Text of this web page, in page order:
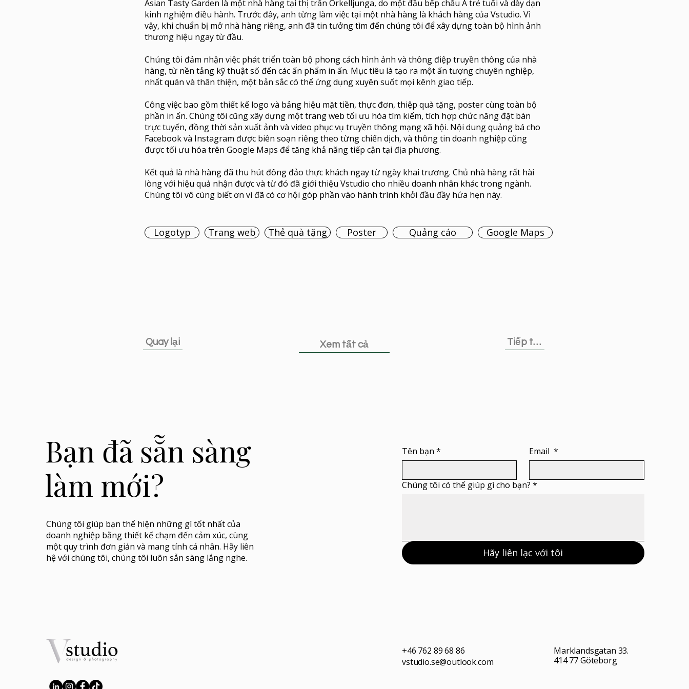
Asian Tasty Garden là một nhà hàng tại thị trấn Örkelljunga, do một đầu bếp châu Á trẻ tuổi và dày dạn
kinh nghiệm điều hành. Trước đây, anh từng làm việc tại một nhà hàng là khách hàng của Vstudio. Vì
vậy, khi chuẩn bị mở nhà hàng riêng, anh đã tin tưởng tìm đến chúng tôi để xây dựng toàn bộ hình ảnh
thương hiệu ngay từ đầu.
Chúng tôi đảm nhận việc phát triển toàn bộ phong cách hình ảnh và thông điệp truyền thông của nhà
hàng, từ nền tảng kỹ thuật số đến các ấn phẩm in ấn. Mục tiêu là tạo ra một ấn tượng chuyên nghiệp,
nhất quán và thân thiện, một bản sắc có thể ứng dụng xuyên suốt mọi kênh giao tiếp.
Công việc bao gồm thiết kế logo và bảng hiệu mặt tiền, thực đơn, thiệp quà tặng, poster cùng toàn bộ
phần in ấn. Chúng tôi cũng xây dựng một trang web tối ưu hóa tìm kiếm, tích hợp chức năng đặt bàn
trực tuyến, đồng thời sản xuất ảnh và video phục vụ truyền thông mạng xã hội. Nội dung quảng bá cho
Facebook và Instagram được biên soạn riêng theo từng chiến dịch, và thông tin doanh nghiệp cũng
được tối ưu hóa trên Google Maps để tăng khả năng tiếp cận tại địa phương.
Kết quả là nhà hàng đã thu hút đông đảo thực khách ngay từ ngày khai trương. Chủ nhà hàng rất hài
lòng với hiệu quả nhận được và từ đó đã giới thiệu Vstudio cho nhiều doanh nhân khác trong ngành.
Chúng tôi vô cùng biết ơn vì đã có cơ hội góp phần vào hành trình khởi đầu đầy hứa hẹn này.
Logotyp Trang web Thẻ quà tặng Poster Quảng cáo Google Maps
Quay lại Xem tất cả Tiếp theo
Bạn đã sẵn sàng
làm mới?
Chúng tôi giúp bạn thể hiện những gì tốt nhất của
doanh nghiệp bằng thiết kế chạm đến cảm xúc, cùng
một quy trình đơn giản và mang tính cá nhân. Hãy liên
hệ với chúng tôi, chúng tôi luôn sẵn sàng lắng nghe.
Tên bạn * Email *
Chúng tôi có thể giúp gì cho bạn? *
Hãy liên lạc với tôi
+46 762 89 68 86
vstudio.se@outlook.com
Marklandsgatan 33.
414 77 Göteborg